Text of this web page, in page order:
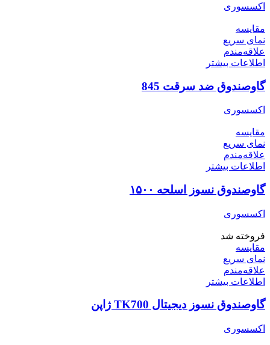
اکسسوری
مقایسه
نمای سریع
علاقه‌مندم
اطلاعات بیشتر
گاوصندوق ضد سرقت 845
اکسسوری
مقایسه
نمای سریع
علاقه‌مندم
اطلاعات بیشتر
گاوصندوق نسوز اسلحه ۱۵۰۰
اکسسوری
فروخته شد
مقایسه
نمای سریع
علاقه‌مندم
اطلاعات بیشتر
گاوصندوق نسوز دیجیتال TK700 ژاپن
اکسسوری